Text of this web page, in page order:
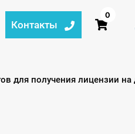
Контакты
0
для получения лицензии на